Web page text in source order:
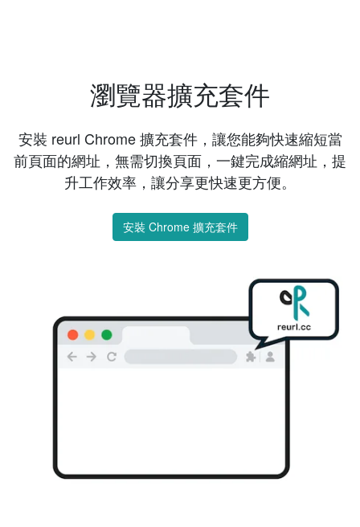
瀏覽器擴充套件
安裝 reurl Chrome 擴充套件，讓您能夠快速縮短當
前頁面的網址，無需切換頁面，一鍵完成縮網址，提
升工作效率，讓分享更快速更方便。
安裝 Chrome 擴充套件